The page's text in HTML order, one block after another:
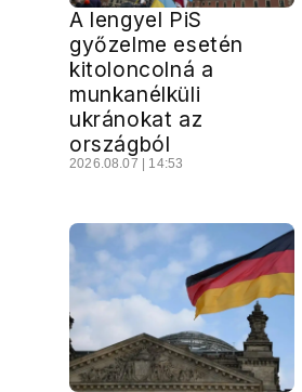
A lengyel PiS
győzelme esetén
kitoloncolná a
munkanélküli
ukránokat az
országból
2026.08.07 | 14:53